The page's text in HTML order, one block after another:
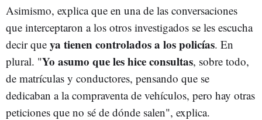
Asimismo, explica que en una de las conversaciones
que interceptaron a los otros investigados se les escucha
decir que ya tienen controlados a los policías. En
plural. "Yo asumo que les hice consultas, sobre todo,
de matrículas y conductores, pensando que se
dedicaban a la compraventa de vehículos, pero hay otras
peticiones que no sé de dónde salen", explica.